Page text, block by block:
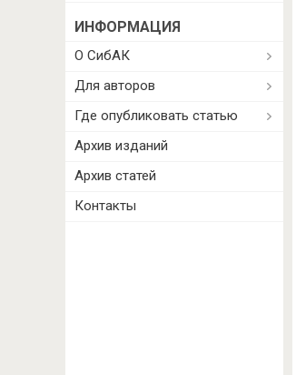
ИНФОРМАЦИЯ
О СибАК
Для авторов
Где опубликовать статью
Архив изданий
Архив статей
Контакты